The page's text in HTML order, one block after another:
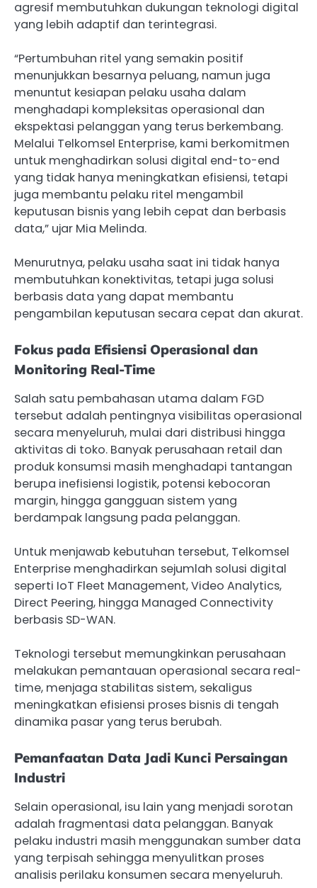
agresif membutuhkan dukungan teknologi digital
yang lebih adaptif dan terintegrasi.
“Pertumbuhan ritel yang semakin positif
menunjukkan besarnya peluang, namun juga
menuntut kesiapan pelaku usaha dalam
menghadapi kompleksitas operasional dan
ekspektasi pelanggan yang terus berkembang.
Melalui Telkomsel Enterprise, kami berkomitmen
untuk menghadirkan solusi digital end-to-end
yang tidak hanya meningkatkan efisiensi, tetapi
juga membantu pelaku ritel mengambil
keputusan bisnis yang lebih cepat dan berbasis
data,” ujar Mia Melinda.
Menurutnya, pelaku usaha saat ini tidak hanya
membutuhkan konektivitas, tetapi juga solusi
berbasis data yang dapat membantu
pengambilan keputusan secara cepat dan akurat.
Fokus pada Efisiensi Operasional dan
Monitoring Real-Time
Salah satu pembahasan utama dalam FGD
tersebut adalah pentingnya visibilitas operasional
secara menyeluruh, mulai dari distribusi hingga
aktivitas di toko. Banyak perusahaan retail dan
produk konsumsi masih menghadapi tantangan
berupa inefisiensi logistik, potensi kebocoran
margin, hingga gangguan sistem yang
berdampak langsung pada pelanggan.
Untuk menjawab kebutuhan tersebut, Telkomsel
Enterprise menghadirkan sejumlah solusi digital
seperti IoT Fleet Management, Video Analytics,
Direct Peering, hingga Managed Connectivity
berbasis SD-WAN.
Teknologi tersebut memungkinkan perusahaan
melakukan pemantauan operasional secara real-
time, menjaga stabilitas sistem, sekaligus
meningkatkan efisiensi proses bisnis di tengah
dinamika pasar yang terus berubah.
Pemanfaatan Data Jadi Kunci Persaingan
Industri
Selain operasional, isu lain yang menjadi sorotan
adalah fragmentasi data pelanggan. Banyak
pelaku industri masih menggunakan sumber data
yang terpisah sehingga menyulitkan proses
analisis perilaku konsumen secara menyeluruh.